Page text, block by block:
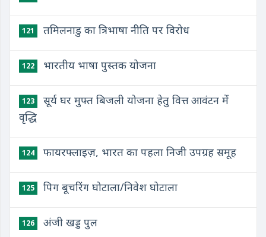
121 तमिलनाडु का त्रिभाषा नीति पर विरोध
122 भारतीय भाषा पुस्तक योजना
123
सूर्य घर मुफ्त बिजली योजना हेतु वित्त आवंटन में
वृद्धि
124 फायरफ्लाइज़, भारत का पहला निजी उपग्रह समूह
125 पिग बूचरिंग घोटाला/निवेश घोटाला
126 अंजी खड्ड पुल